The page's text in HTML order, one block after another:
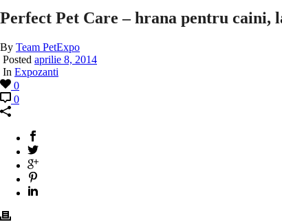
Perfect Pet Care – hrana pentru caini,
By Team PetExpo
Posted aprilie 8, 2014
In Expozanti
0
0